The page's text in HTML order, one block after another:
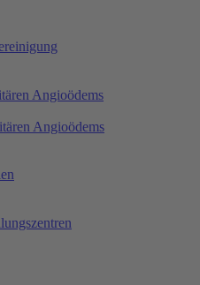
Angioödems
Angioödems